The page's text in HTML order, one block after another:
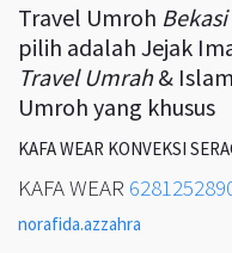
Travel Umroh
pilih adalah Jejak
Travel Umrah&
Umroh yang khusus
KAFA WEAR KONVEKSI
KAFA WEAR
norafida.azzahra